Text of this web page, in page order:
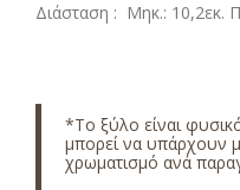
Διάσταση : Μηκ.: 10,2εκ.
*Το ξύλο είναι
μπορεί να υπάρχουν
χρωματισμό ανά